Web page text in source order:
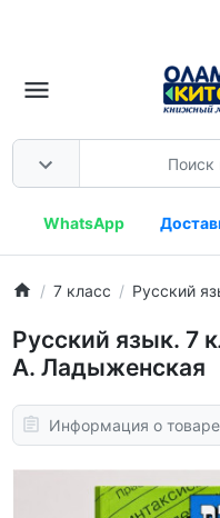
WhatsApp
7 класс Русский
Русский язык. 7
А. Ладыженская
Информация о товаре